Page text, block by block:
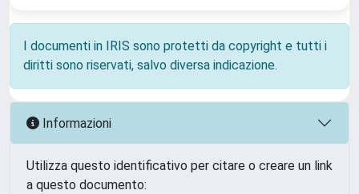
I documenti in IRIS sono protetti da copyright e tutti i
diritti sono riservati, salvo diversa indicazione.
Informazioni
Utilizza questo identificativo per citare o creare un link
a questo documento: